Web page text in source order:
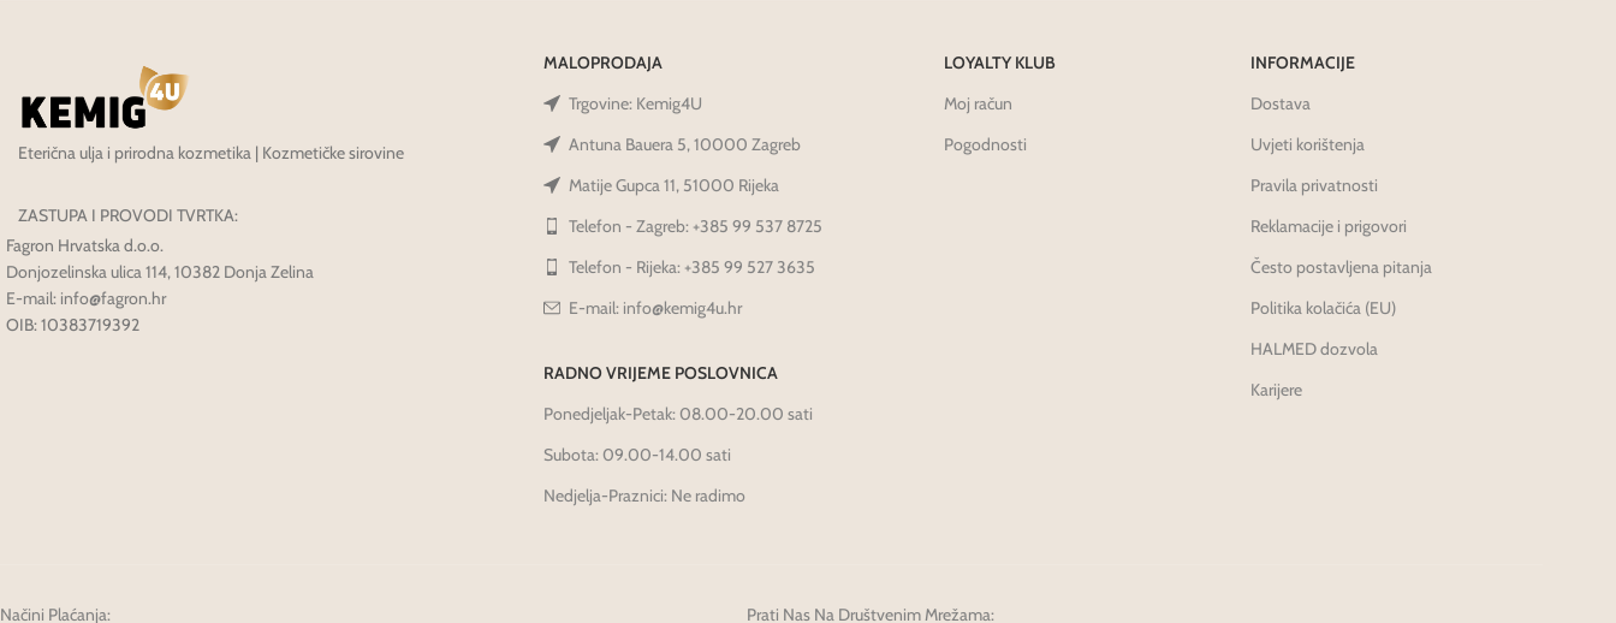
Eterična ulja i prirodna kozmetika | Kozmetičke sirovine
ZASTUPA I PROVODI TVRTKA:
Fagron Hrvatska d.o.o.
Donjozelinska ulica 114, 10382 Donja Zelina
E-mail: info@fagron.hr
OIB: 10383719392
MALOPRODAJA
Trgovine: Kemig4U
Antuna Bauera 5, 10000 Zagreb
Matije Gupca 11, 51000 Rijeka
Telefon - Zagreb: +385 99 537 8725
Telefon - Rijeka: +385 99 527 3635
E-mail: info@kemig4u.hr
RADNO VRIJEME POSLOVNICA
Ponedjeljak-Petak: 08.00-20.00 sati
Subota: 09.00-14.00 sati
Nedjelja-Praznici: Ne radimo
LOYALTY KLUB
Moj račun
Pogodnosti
INFORMACIJE
Dostava
Uvjeti korištenja
Pravila privatnosti
Reklamacije i prigovori
Često postavljena pitanja
Politika kolačića (EU)
HALMED dozvola
Karijere
Načini Plaćanja: Prati Nas Na Društvenim Mrežama: